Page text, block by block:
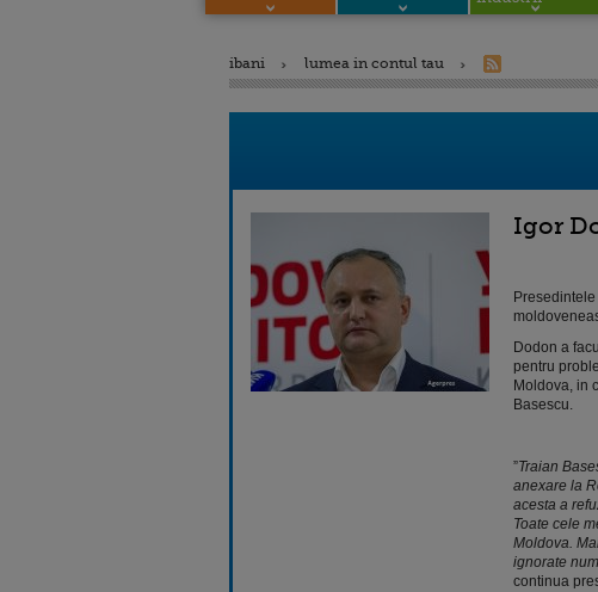
ibani lumea in contul tau
Igor
Dodon a
pentru
Moldova, in
Basescu.
”Traian
anexare la
acesta a
Toate cele
Moldova.
ignorate
continua